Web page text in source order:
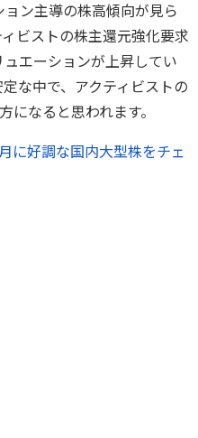
ン主導の株高傾向が見ら
ビストの株主還元強化要求
エーションが上昇してい
な中で、アクティビストの
なると思われます。
に好調な国内大型株をチェ